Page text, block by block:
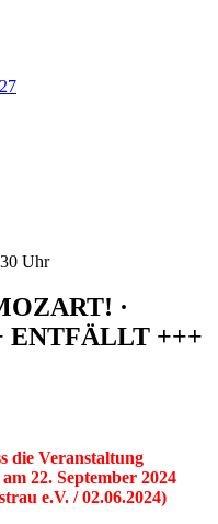
Uhr
·
ENTFÄLLT +++
die Veranstaltung
22. September 2024
e.V. / 02.06.2024)